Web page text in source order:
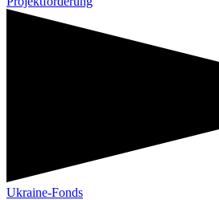
Ukraine-Fonds